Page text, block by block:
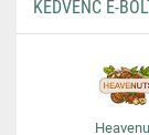
KEDVENC E-